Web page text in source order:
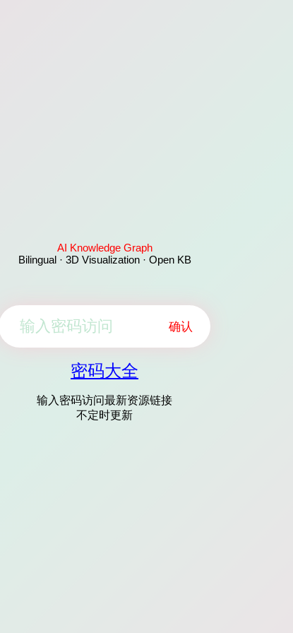
AI Knowledge Graph
Bilingual · 3D Visualization · Open KB
确认
密码大全
输入密码访问最新资源链接
不定时更新